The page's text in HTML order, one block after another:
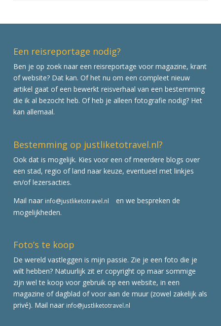
Een reisreportage nodig?
Ben je op zoek naar een reisreportage voor magazine, krant
of website? Dat kan. Of het nu om een compleet nieuw
artikel gaat of een bewerkt reisverhaal van een bestemming
die ik al bezocht heb. Of heb je alleen fotografie nodig? Het
kan allemaal.
Bestemming op justliketotravel.nl?
Ook dat is mogelijk. Kies voor een of meerdere blogs over
een stad, regio of land naar keuze, eventueel met linkjes
en/of lezersacties.
Mail naar info@justliketotravel.nl
en we bespreken de
mogelijkheden.
Foto’s te koop
De wereld vastleggen is mijn passie. Zie je een foto die je
wilt hebben? Natuurlijk zit er copyright op maar sommige
zijn wel te koop voor gebruik op een website, in een
magazine of dagblad of voor aan de muur (zowel zakelijk als
privé). Mail naar info@justliketotravel.nl